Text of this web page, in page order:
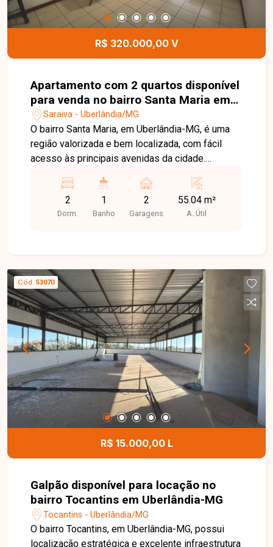
das regiões que mais crescem em Uberlândia.
Entre em contato e agende sua visita!
R$ 320.000,00 V
Apartamento com 2 quartos disponível
para venda no bairro Santa Maria em
Uberlândia-MG
Saraiva - Uberlândia/MG
O bairro Santa Maria, em Uberlândia-MG, é uma
região valorizada e bem localizada, com fácil
acesso às principais avenidas da cidade.
restaurantes e diversos comércios, oferece
praticidade, conforto e qualidade de vida para
seus moradores. Apartamento com ambientes
armário e box, cozinha com armários planejados
e área de serviço independente. O condomínio
conta com elevador e salão de festas,
proporcionando mais comodidade, segurança e
lazer para toda a família. Entre em contato para
mais informações e agende uma visita para
conhecer este excelente apartamento.
2
Dorm.
1
Banho
2
Garagens
55.04 m²
A. Útil
Cód. 53070
R$ 15.000,00 L
Galpão disponível para locação no
bairro Tocantins em Uberlândia-MG
Tocantins - Uberlândia/MG
O bairro Tocantins, em Uberlândia-MG, possui
localização estratégica e excelente infraestrutura